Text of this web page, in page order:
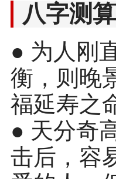
八字测算
● 为人刚
衡，则晚
福延寿之
● 天分奇
击后，容